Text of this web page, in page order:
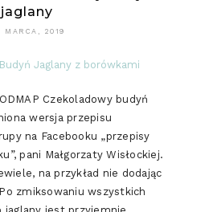
jaglany
MARCA, 2019
Czekoladowy budyń
wersja przepisu
na Facebooku „przepisy
pani Małgorzaty Wisłockiej.
na przykład nie dodając
zmiksowaniu wszystkich